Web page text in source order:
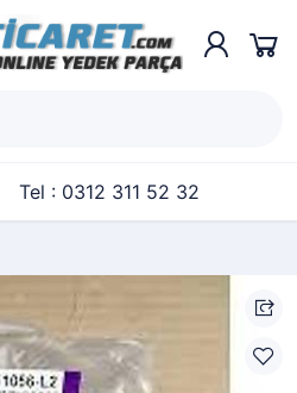
Tel : 0312 311 52 32